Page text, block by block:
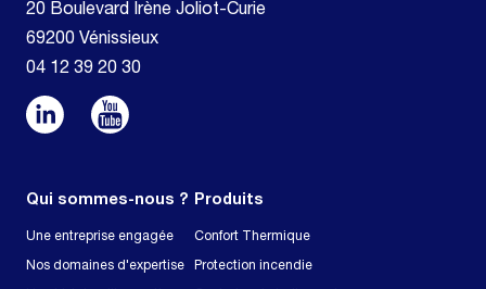
20 Boulevard Irène Joliot-Curie
69200 Vénissieux
04 12 39 20 30
Qui sommes-nous ?
Une entreprise engagée
Nos domaines d'expertise
Produits
Confort Thermique
Protection incendie